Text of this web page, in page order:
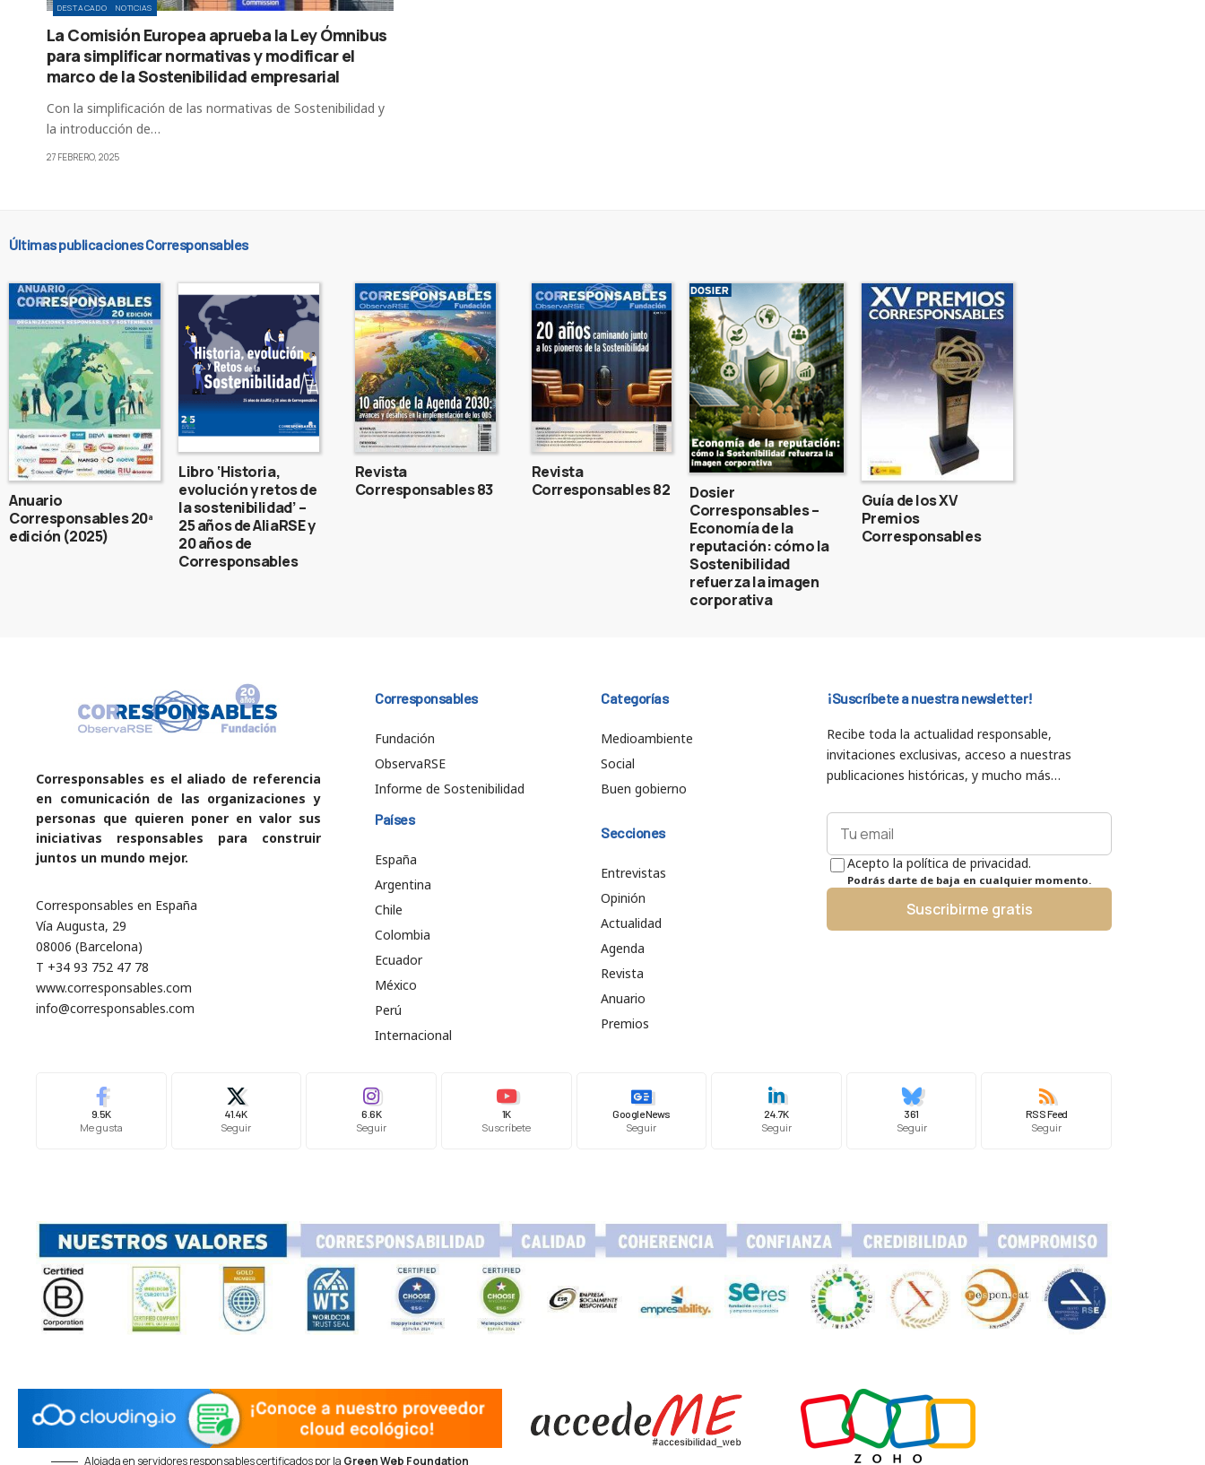
DESTACADO NOTICIAS
La Comisión Europea aprueba la Ley Ómnibus
para simplificar normativas y modificar el
marco de la Sostenibilidad empresarial
Con la simplificación de las normativas de Sostenibilidad y
la introducción de…
27 FEBRERO, 2025
Últimas publicaciones Corresponsables
Anuario
Corresponsables 20ª
edición (2025)
Libro ‘Historia,
evolución y retos de
la sostenibilidad’ –
25 años de AliaRSE y
20 años de
Corresponsables
Revista
Corresponsables 83
Revista
Corresponsables 82
Dosier
Corresponsables –
Economía de la
reputación: cómo la
Sostenibilidad
refuerza la imagen
corporativa
Guía de los XV
Premios
Corresponsables
Corresponsables es el aliado de referencia
en comunicación de las organizaciones y
personas que quieren poner en valor sus
iniciativas responsables para construir
juntos un mundo mejor.
Corresponsables en España
Vía Augusta, 29
08006 (Barcelona)
T +34 93 752 47 78
www.corresponsables.com
info@corresponsables.com
Corresponsables
Fundación
ObservaRSE
Informe de Sostenibilidad
Países
España
Argentina
Chile
Colombia
Ecuador
México
Perú
Internacional
Categorías
Medioambiente
Social
Buen gobierno
Secciones
Entrevistas
Opinión
Actualidad
Agenda
Revista
Anuario
Premios
¡Suscríbete a nuestra newsletter!
Recibe toda la actualidad responsable,
invitaciones exclusivas, acceso a nuestras
publicaciones históricas, y mucho más…
Acepto la política de privacidad.
Podrás darte de baja en cualquier momento.
Suscribirme gratis
9.5K
Me gusta
41.4K
Seguir
6.6K
Seguir
1K
Suscríbete
Google News
Seguir
24.7K
Seguir
361
Seguir
RSS Feed
Seguir
Alojada en servidores responsables certificados por la Green Web Foundation